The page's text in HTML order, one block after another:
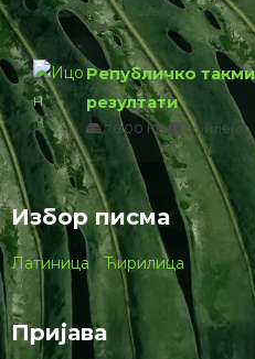
Републичко
резултати
76.00 КБ 1 филе(с)
Избор писма
Латиница |Ћирилица
Пријава